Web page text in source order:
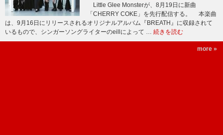
Little Glee Monsterが、8月19日に新曲
「CHERRY COKE」を先行配信する。 本楽曲
は、9月16日にリリースされるオリジナルアルバム『BREATH』に収録されて
いるもので、シンガーソングライターのeillによって … 続きを読む
more »